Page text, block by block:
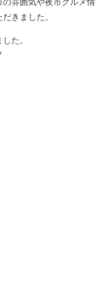
の雰囲気や夜市グルメ情
きました。
た。